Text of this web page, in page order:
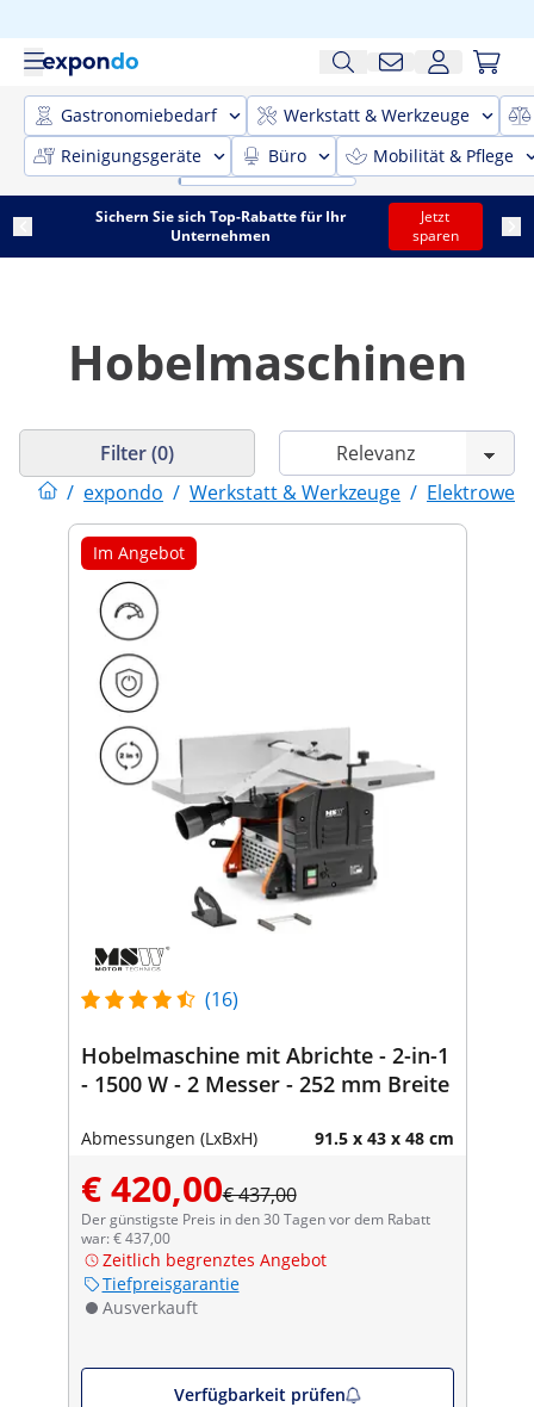
Gastronomiebedarf
Werkstatt & Werkzeuge
Reinigungsgeräte
Büro Mobilität & Pflege
Sichern Sie sich Top-Rabatte für Ihr
Unternehmen
Jetzt
sparen
Hobelmaschinen
/ expondo / Werkstatt & Werkzeuge /
Filter (0)
Im Angebot
(16)
Hobelmaschine mit Abrichte - 2-in-1
- 1500 W - 2 Messer - 252 mm Breite
Abmessungen (LxBxH) 91.5 x 43 x 48 cm
€ 420,00€ 437,00
Der günstigste Preis in den 30 Tagen vor dem Rabatt
war: € 437,00
Zeitlich begrenztes Angebot
Tiefpreisgarantie
Ausverkauft
Verfügbarkeit prüfen